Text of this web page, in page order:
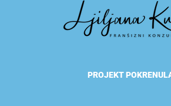
PROJEKT